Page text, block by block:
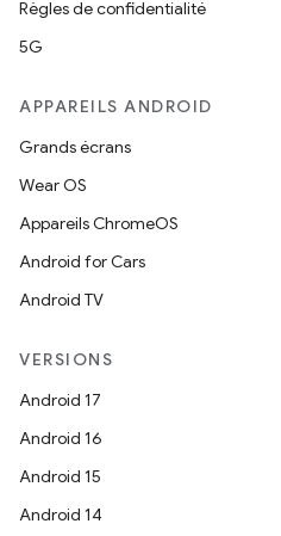
Règles de confidentialité
5G
APPAREILS ANDROID
Grands écrans
Wear OS
Appareils ChromeOS
Android for Cars
Android TV
VERSIONS
Android 17
Android 16
Android 15
Android 14